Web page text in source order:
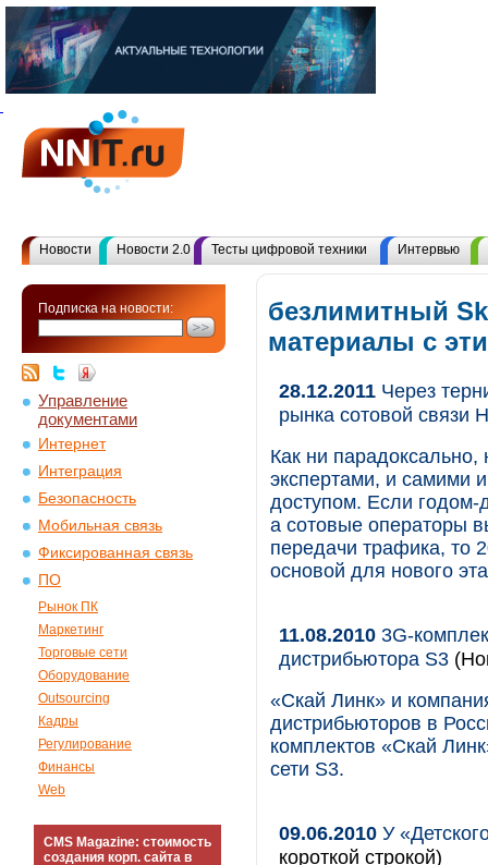
Новости Новости 2.0 Тесты цифровой техники Интервью
Подписка на новости:
Управление
документами
Интернет
Интеграция
Безопасность
Мобильная связь
Фиксированная связь
ПО
Рынок ПК
Маркетинг
Торговые сети
Оборудование
Outsourcing
Кадры
Регулирование
Финансы
Web
CMS Magazine: стоимость
создания корп. сайта в
безлимитный
материалы с
28.12.2011 Через
рынка сотовой связи
Как ни
экспертами, и самими
доступом. Если годом-
а сотовые операторы
передачи трафика, то
основой для нового
11.08.2010 3G-
дистрибьютора S3
«Скай Линк» и
дистрибьюторов в
комплектов «Скай
сети S3.
09.06.2010 У
короткой строкой)